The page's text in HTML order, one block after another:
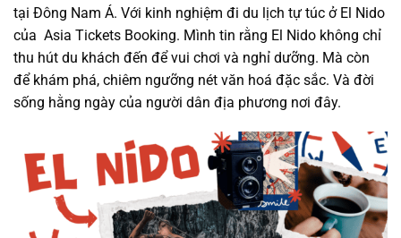
tại Đông Nam Á. Với kinh nghiệm đi du lịch tự túc ở El Nido
của Asia Tickets Booking. Mình tin rằng El Nido không chỉ
thu hút du khách đến để vui chơi và nghỉ dưỡng. Mà còn
để khám phá, chiêm ngưỡng nét văn hoá đặc sắc. Và đời
sống hằng ngày của người dân địa phương nơi đây.